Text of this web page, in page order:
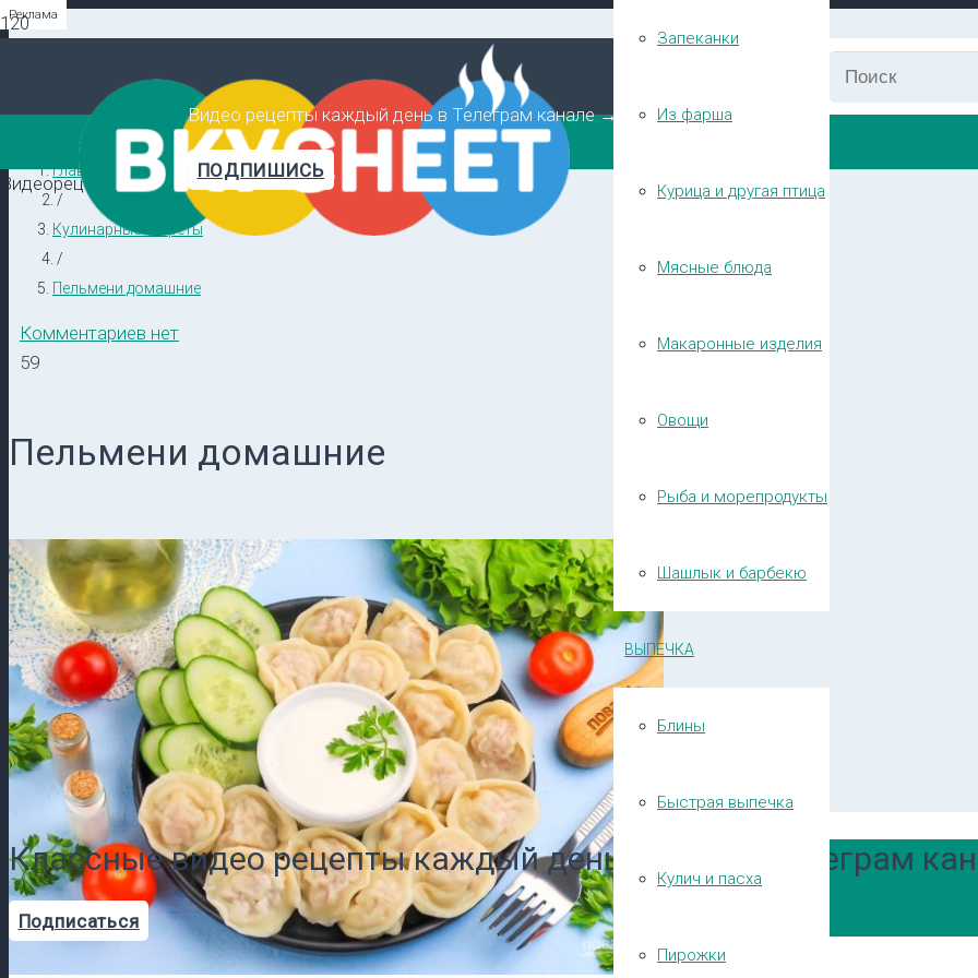
Запеканки
Из фарша
Курица и другая птица
Мясные блюда
Макаронные изделия
Овощи
Рыба и морепродукты
Шашлык и барбекю
ВЫПЕЧКА
Блины
Быстрая выпечка
Кулич и пасха
Пирожки
Видео рецепты каждый день в Телеграм канале →
ПОДПИШИСЬ
Видеорецепты в ТГ →
Главная
/
Кулинарные секреты
/
Пельмени домашние
Комментариев нет
59
Пельмени домашние
Классные видео рецепты каждый день в нашем Телеграм
Подписаться
Реклама
Реклама
Реклама